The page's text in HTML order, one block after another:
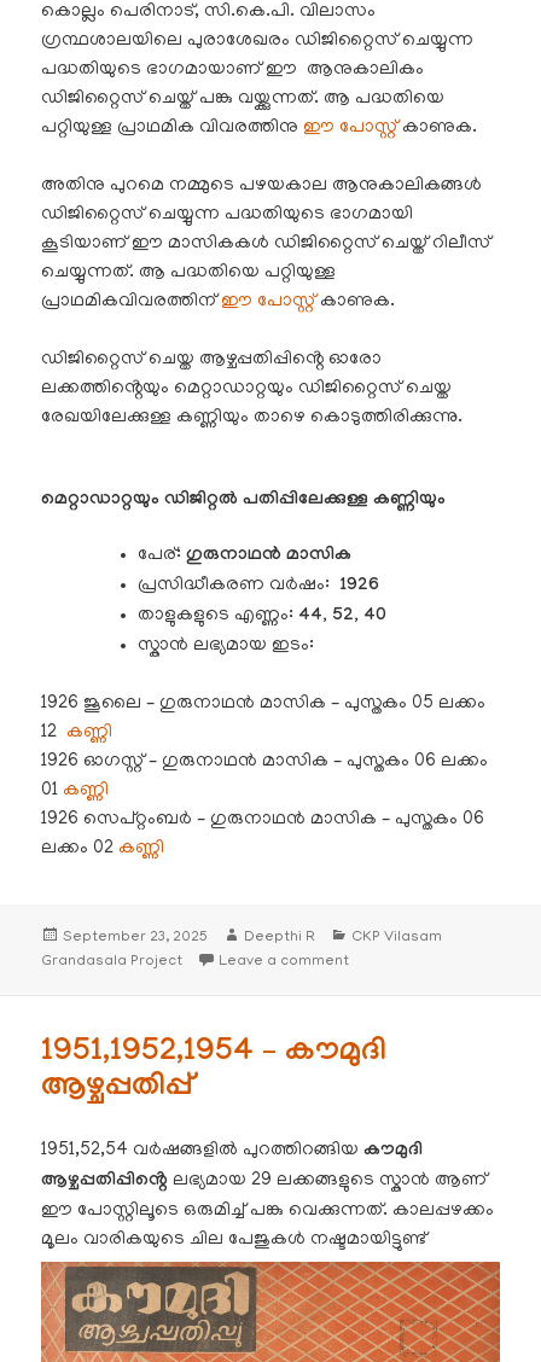
കൊല്ലം പെരിനാട്, സി.കെ.പി. വിലാസം
ഗ്രന്ഥശാലയിലെ പുരാശേഖരം ഡിജിറ്റൈസ് ചെയ്യുന്ന
പദ്ധതിയുടെ ഭാഗമായാണ് ഈ ആനുകാലികം
ഡിജിറ്റൈസ് ചെയ്ത് പങ്കു വയ്ക്കുന്നത്. ആ പദ്ധതിയെ
പറ്റിയുള്ള പ്രാഥമിക വിവരത്തിനു ഈ പോസ്റ്റ്കാണുക.
അതിനു പുറമെ നമ്മുടെ പഴയകാല ആനുകാലികങ്ങൾ
ഡിജിറ്റൈസ് ചെയ്യുന്ന പദ്ധതിയുടെ ഭാഗമായി
കൂടിയാണ് ഈ മാസികകൾ ഡിജിറ്റൈസ് ചെയ്ത് റിലീസ്
ചെയ്യുന്നത്. ആ പദ്ധതിയെ പറ്റിയുള്ള
പ്രാഥമികവിവരത്തിന്ഈ പോസ്റ്റ്കാണുക.
ഡിജിറ്റൈസ് ചെയ്ത ആഴ്ചപ്പതിപ്പിൻ്റെ ഓരോ
ലക്കത്തിൻ്റെയും മെറ്റാഡാറ്റയും ഡിജിറ്റൈസ് ചെയ്ത
രേഖയിലേക്കുള്ള കണ്ണിയും താഴെ കൊടുത്തിരിക്കുന്നു.
മെറ്റാഡാറ്റയും ഡിജിറ്റൽ പതിപ്പിലേക്കുള്ള കണ്ണിയും
പേര്:ഗുരുനാഥൻ മാസിക
പ്രസിദ്ധീകരണ വർഷം: 1926
താളുകളുടെ എണ്ണം: 44, 52, 40
സ്കാൻ ലഭ്യമായ ഇടം:
1926 ജൂലൈ – ഗുരുനാഥൻ മാസിക – പുസ്തകം 05 ലക്കം
12 കണ്ണി
1926 ഓഗസ്റ്റ് – ഗുരുനാഥൻ മാസിക – പുസ്തകം 06 ലക്കം
01 കണ്ണി
1926 സെപ്റ്റംബർ – ഗുരുനാഥൻ മാസിക – പുസ്തകം 06
ലക്കം 02 കണ്ണി
Posted
on
September 23, 2025 Author
Deepthi R Categories
CKP Vilasam
Grandasala Project
Leave a commenton 1926 ജൂലൈ ,ഓഗസ്റ്റ്
1951,1952,1954 – കൗമുദി
ആഴ്ചപ്പതിപ്പ്
1951,52,54 വർഷങ്ങളിൽ പുറത്തിറങ്ങിയകൗമുദി
ആഴ്ചപ്പതിപ്പിൻ്റെ ലഭ്യമായ 29 ലക്കങ്ങളുടെ സ്കാൻ ആണ്
ഈ പോസ്റ്റിലൂടെ ഒരുമിച്ച് പങ്കു വെക്കുന്നത്. കാലപ്പഴക്കം
മൂലം വാരികയുടെ ചില പേജുകൾ നഷ്ടമായിട്ടുണ്ട്